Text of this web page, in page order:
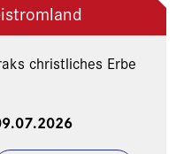
christliches Erbe
und Gönner